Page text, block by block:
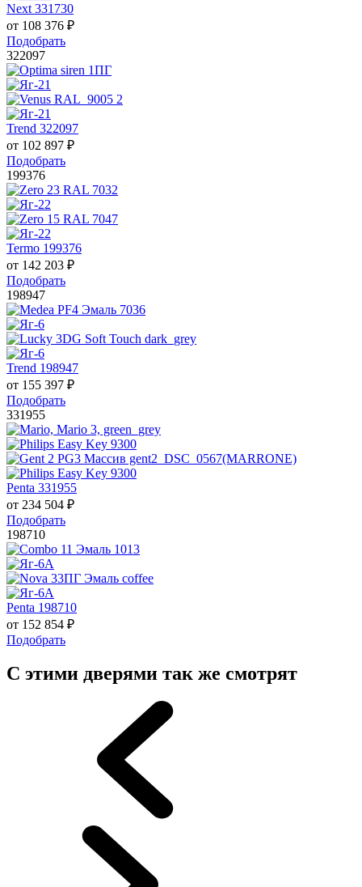
Next 331730
от 108 376 ₽
Подобрать
322097
Trend 322097
от 102 897 ₽
Подобрать
199376
Termo 199376
от 142 203 ₽
Подобрать
198947
Trend 198947
от 155 397 ₽
Подобрать
331955
Penta 331955
от 234 504 ₽
Подобрать
198710
Penta 198710
от 152 854 ₽
Подобрать
С этими дверями так же смотрят